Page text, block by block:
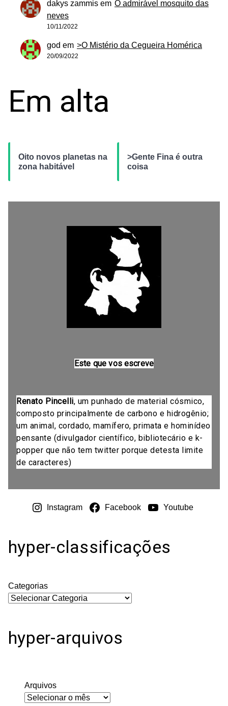
dakys zammis em O admirável mosquito das
neves
10/11/2022
god em >O Mistério da Cegueira Homérica
20/09/2022
Em alta
Oito novos planetas na
zona habitável
>Gente Fina é outra
coisa
Este que vos escreve
Renato Pincelli, um punhado de material cósmico,
composto principalmente de carbono e hidrogênio;
um animal, cordado, mamífero, primata e hominídeo
pensante (divulgador científico, bibliotecário e k-
popper que não tem twitter porque detesta limite
de caracteres)
Instagram Facebook Youtube
hyper-classificações
Categorias
hyper-arquivos
Arquivos